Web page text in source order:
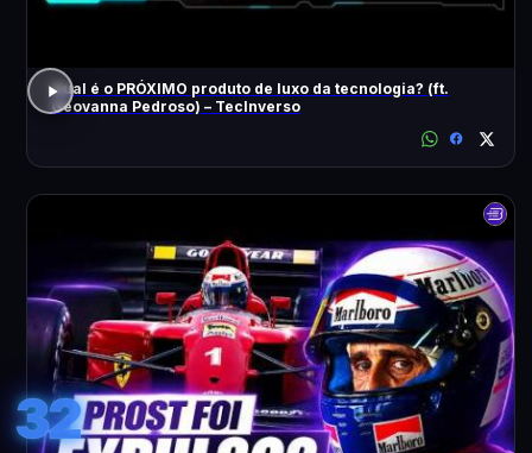
Qual é o PRÓXIMO produto de luxo da tecnologia? (ft.
Geovanna Pedroso) – TecInverso
32